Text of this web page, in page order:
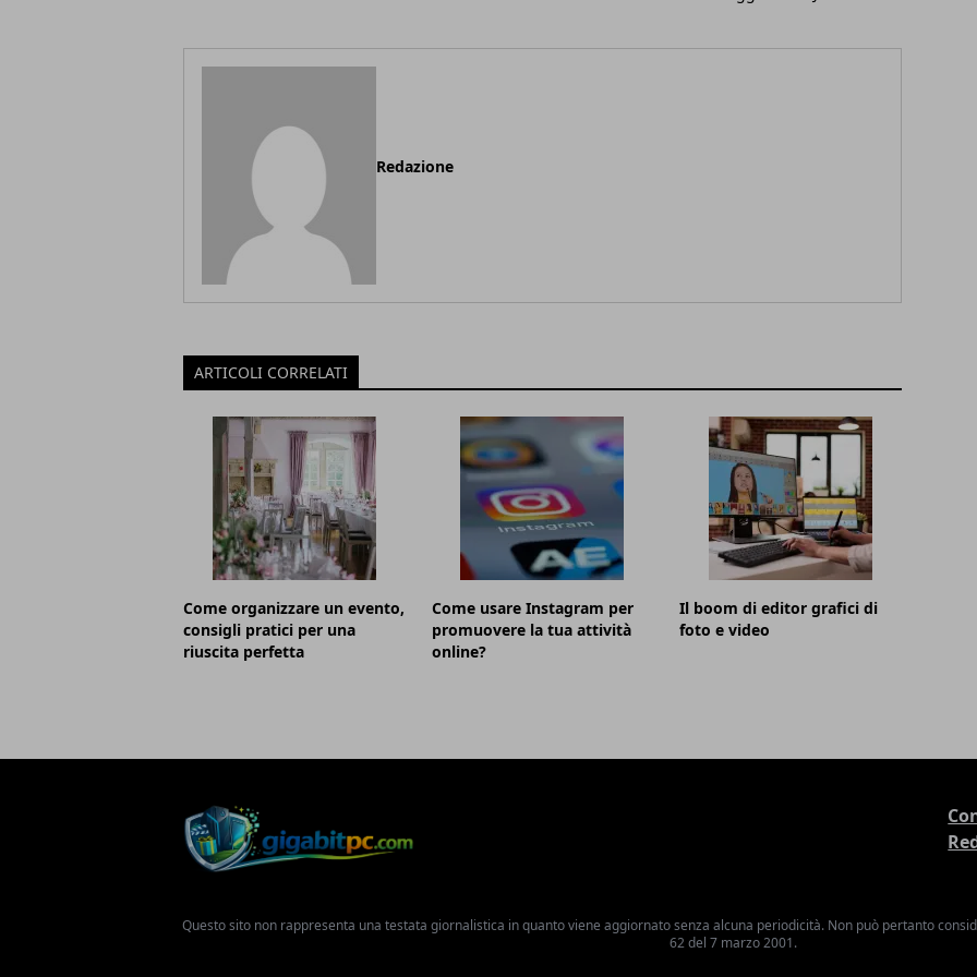
Redazione
ARTICOLI CORRELATI
Come organizzare un evento,
consigli pratici per una
riuscita perfetta
Come usare Instagram per
promuovere la tua attività
online?
Il boom di editor grafici di
foto e video
Questo sito non rappresenta una testata giornalistica in quanto viene aggiornato senza alcuna periodicità. Non può pertanto
62 del 7 marzo 2001.